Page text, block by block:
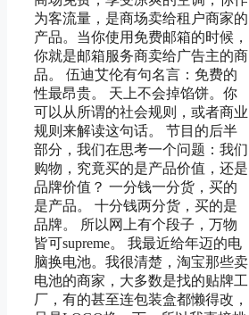
为客流量，是商场卖给租户商家的
产品。当你使用免费邮箱的时候，
你就是邮箱服务商卖给广告主的商
品。 伍迪艾伦有句名言：免费的
性最昂贵。 天上不会掉馅饼。你
可以从所谓的社会规则，或者商业
规则来解读这句话。 节目的后半
部分，我们在思考一个问题：我们
购物，究竟买的是产品价值，还是
品牌价值？ 一分钱一分货，买的
是产品。 十分钱两分货，买的是
品牌。 所以网上有个段子，万物
皆可supreme。 我最近给年迈的电
脑换电池。我很清楚，淘宝那些卖
电池的商家，大多数是找的贴牌工
厂，有的甚至连包装盒都懒得改，